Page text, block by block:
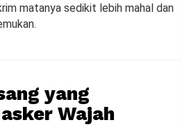
matanya sedikit lebih mahal dan
yang
Wajah